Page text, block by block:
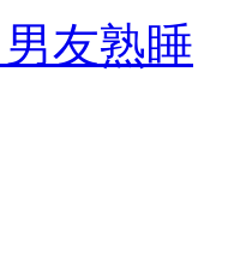
友熟睡